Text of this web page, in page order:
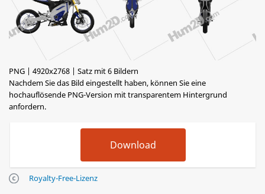
PNG | 4920x2768 | Satz mit 6 Bildern
Nachdem Sie das Bild eingestellt haben, können Sie eine
hochauflösende PNG-Version mit transparentem Hintergrund
anfordern.
Royalty-Free-Lizenz